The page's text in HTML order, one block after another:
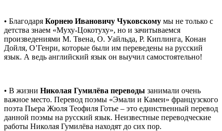
• Благодаря Корнею Ивановичу Чуковскому мы не только с
детства знаем «Муху-Цокотуху», но и зачитываемся
произведениями М. Твена, О. Уайльда, Р. Киплинга, Конан
Дойля, O’Генри, которые были им переведены на русский
язык. А ведь английский язык он выучил самостоятельно!
• В жизни Николая Гумилёва переводы занимали очень
важное место. Перевод поэмы «Эмали и Камеи» французского
поэта Пьера Жюля Теофиля Готье – это единственный перевод
данной поэмы на русский язык. Неизвестные переводческие
работы Николая Гумилёва находят до сих пор.